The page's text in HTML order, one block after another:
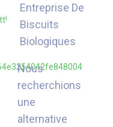
Entreprise De
Biscuits
Biologiques
Nous
recherchions
une
alternative